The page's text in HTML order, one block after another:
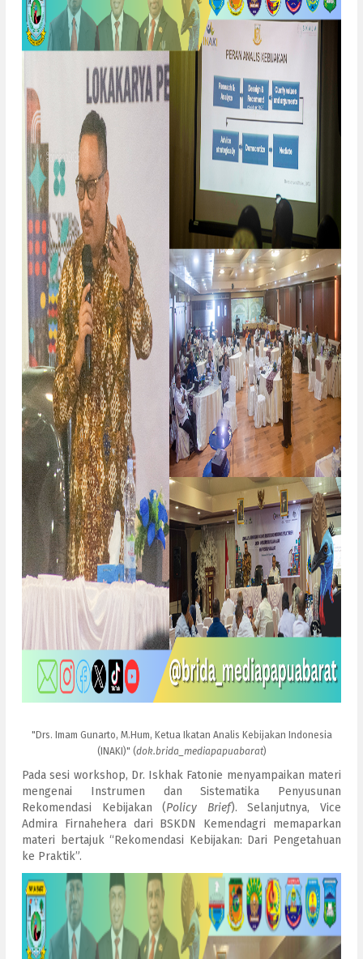
"Drs. Imam Gunarto, M.Hum, Ketua Ikatan Analis Kebijakan Indonesia
(INAKI)" (dok.brida_mediapapuabarat)
Pada sesi workshop, Dr. Iskhak Fatonie menyampaikan materi
mengenai Instrumen dan Sistematika Penyusunan
Rekomendasi Kebijakan (Policy Brief). Selanjutnya, Vice
Admira Firnahehera dari BSKDN Kemendagri memaparkan
materi bertajuk “Rekomendasi Kebijakan: Dari Pengetahuan
ke Praktik”.